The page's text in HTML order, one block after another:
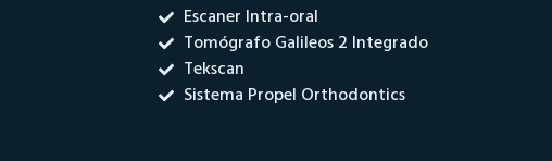
Escaner Intra-oral
Tomógrafo Galileos 2 Integrado
Tekscan
Sistema Propel Orthodontics